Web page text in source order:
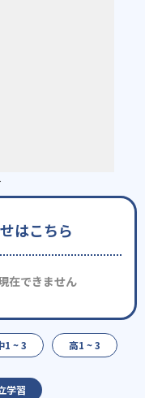
はこちら
在できません
1 ~ 3 高1 ~ 3
学習